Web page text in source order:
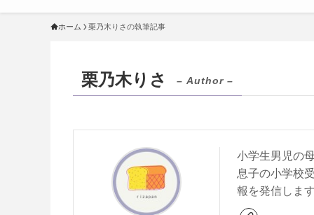
ホーム 栗乃木りさの執筆記事
栗乃木りさ – Author –
小学生男児の
息子の小学校
報を発信しま